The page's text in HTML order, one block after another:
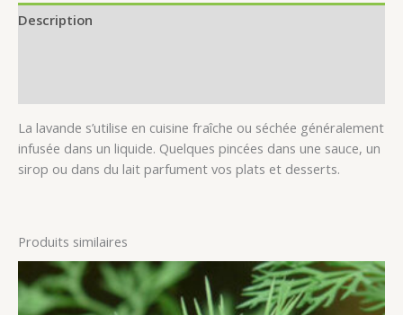
Description
La lavande s’utilise en cuisine fraîche ou séchée généralement
infusée dans un liquide. Quelques pincées dans une sauce, un
sirop ou dans du lait parfument vos plats et desserts.
Produits similaires